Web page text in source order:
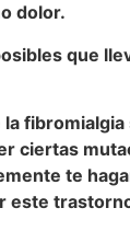
dolor.
que
la
ciertas
te
este